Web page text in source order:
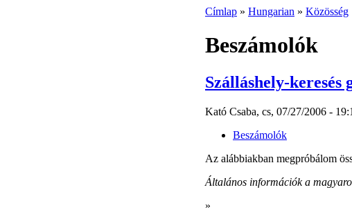
Címlap » Hungarian » Közösség
Beszámolók
Szálláshely-
Kató Csaba, cs, 07/27/2006 -
Beszámolók
Az alábbiakban megpróbálom
Általános információk a
»